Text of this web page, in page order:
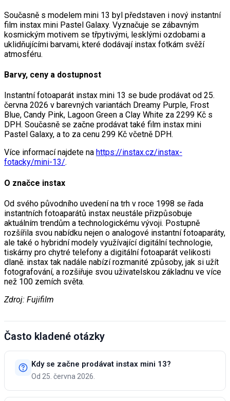
Současně s modelem mini 13 byl představen i nový instantní
film instax mini Pastel Galaxy. Vyznačuje se zábavným
kosmickým motivem se třpytivými, lesklými ozdobami a
uklidňujícími barvami, které dodávají instax fotkám svěží
atmosféru.
Barvy, ceny a dostupnost
Instantní fotoaparát instax mini 13 se bude prodávat od 25.
června 2026 v barevných variantách Dreamy Purple, Frost
Blue, Candy Pink, Lagoon Green a Clay White za 2299 Kč s
DPH. Současně se začne prodávat také film instax mini
Pastel Galaxy, a to za cenu 299 Kč včetně DPH.
Více informací najdete na https://instax.cz/instax-
fotacky/mini-13/.
O značce instax
Od svého původního uvedení na trh v roce 1998 se řada
instantních fotoaparátů instax neustále přizpůsobuje
aktuálním trendům a technologickému vývoji. Postupně
rozšířila svou nabídku nejen o analogové instantní fotoaparáty,
ale také o hybridní modely využívající digitální technologie,
tiskárny pro chytré telefony a digitální fotoaparát velikosti
dlaně. instax tak nadále nabízí rozmanité způsoby, jak si užít
fotografování, a rozšiřuje svou uživatelskou základnu ve více
než 100 zemích světa.
Zdroj: Fujifilm
Často kladené otázky
Kdy se začne prodávat instax mini 13?
Od 25. června 2026.